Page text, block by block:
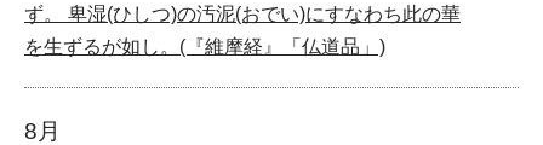
ず。 卑湿(ひしつ)の汚泥(おでい)にすなわち此の華
を生ずるが如し。(『維摩経』「仏道品」)
8月